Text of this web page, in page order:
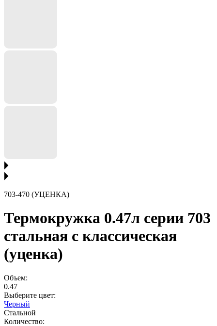
703-470 (УЦЕНКА)
Термокружка 0.47л серии 703
стальная с классическая
(уценка)
Объем:
0.47
Выберите цвет:
Черный
Стальной
Количество: